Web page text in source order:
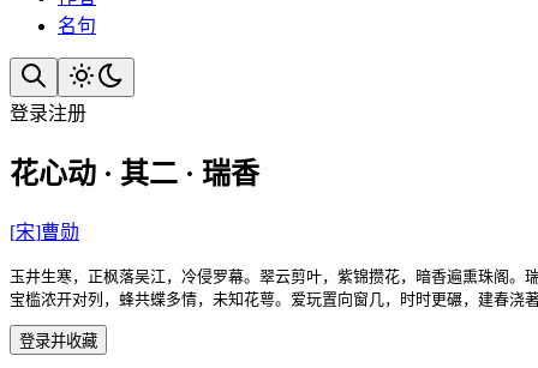
名句
登录注册
花心动 · 其二 · 瑞香
[宋]曹勋
玉井生寒，正枫落吴江，冷侵罗幕。翠云剪叶，紫锦攒花，暗香遍熏珠阁
宝槛浓开对列，蜂共蝶多情，未知花萼。爱玩置向窗几，时时更碾，建春
登录并收藏